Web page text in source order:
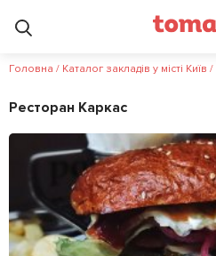
Головна / Каталог закладів у місті Київ /
Ресторан Каркас